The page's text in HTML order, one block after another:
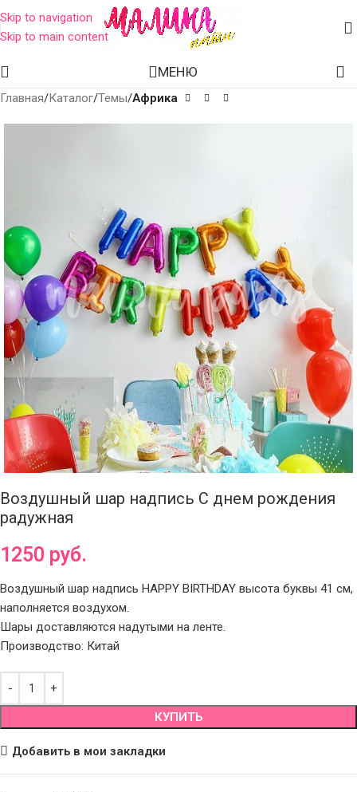
Skip to navigation
Skip to main content
МЕНЮ
Главная Каталог Темы Африка
Воздушный шар надпись С днем рождения
радужная
1250 руб.
Воздушный шар надпись HAPPY BIRTHDAY высота буквы 41 см,
наполняется воздухом.
Шары доставляются надутыми на ленте.
Производство: Китай
КУПИТЬ
Добавить в мои закладки